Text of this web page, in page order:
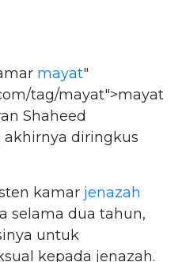
mayat"
tag/mayat">mayat
Shaheed
akhirnya diringkus
kamar jenazah
selama dua tahun,
untuk
kepada jenazah.